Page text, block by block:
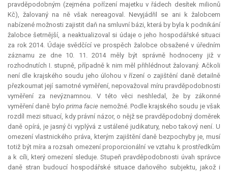
pravděpodobným (zejména pořízení majetku v řádech desítek milionů
Kč), žalovaný na ně však nereagoval. Nevyjádřil se ani k žalobcem
nabízené možnosti zajistit daň na smluvní bázi, která by byla k podnikání
žalobce šetrnější, a neaktualizoval si údaje o jeho hospodářské situaci
za rok 2014. Údaje svědčící ve prospěch žalobce obsažené v úředním
záznamu ze dne 10. 11. 2014 měly být správně hodnoceny již v
rozhodnutích I. stupně, případně k nim měl přihlédnout žalovaný. Ačkoli
není dle krajského soudu jeho úlohou v řízení o zajištění daně detailně
přezkoumat její samotné vyměření, nepovažoval míru pravděpodobnosti
vyměření za nevýznamnou. V této věci neshledal, že by zákonné
vyměření daně bylo prima facie nemožné. Podle krajského soudu je však
rozdíl mezi situací, kdy právní názor, o nějž se pravděpodobný doměrek
daně opírá, je jasný či vyplývá z ustálené judikatury, nebo takový není. U
omezení vlastnického práva, kterým zajištění daně bezpochyby je, musí
totiž být míra a rozsah omezení proporcionální ve vztahu k prostředkům
a k cíli, který omezení sleduje. Stupeň pravděpodobnosti úvah správce
daně stran budoucí hospodářské situace daňového subjektu, jakož i